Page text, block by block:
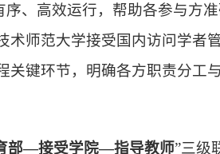
、高效运行，帮助各参与方
术师范大学接受国内访问学者
关键环节，明确各方职责分工
部—接受学院—指导教师”三级